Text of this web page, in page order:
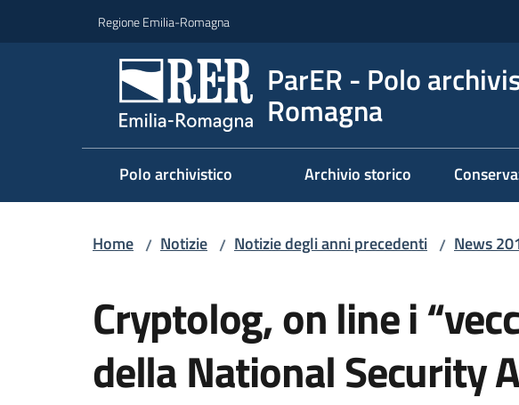
Regione Emilia-Romagna
ParER - Polo
Romagna
Polo archivistico Archivio storico
Home / Notizie / Notizie degli anni precedenti / News
Cryptolog, on line i
della National Security